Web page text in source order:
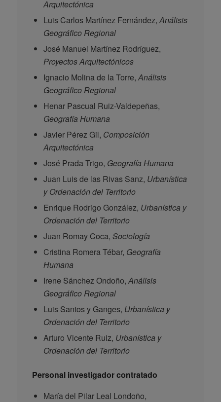
Arquitectónica
Luis Carlos Martínez Fernández,Análisis
Geográfico Regional
José Manuel Martínez Rodríguez,
Proyectos Arquitectónicos
Ignacio Molina de la Torre,Análisis
Geográfico Regional
Henar Pascual Ruiz-Valdepeñas,
Geografía Humana
Javier Pérez Gil, Composición
Arquitectónica
José Prada Trigo, Geografía Humana
Juan Luis de las Rivas Sanz, Urbanística
y Ordenación del Territorio
Enrique Rodrigo González, Urbanística y
Ordenación del Territorio
Juan Romay Coca, Sociología
Cristina Romera Tébar, Geografía
Humana
Irene Sánchez Ondoño,Análisis
Geográfico Regional
Luis Santos y Ganges, Urbanística y
Ordenación del Territorio
Arturo Vicente Ruiz, Urbanística y
Ordenación del Territorio
Personal investigador contratado
María del Pilar Leal Londoño,